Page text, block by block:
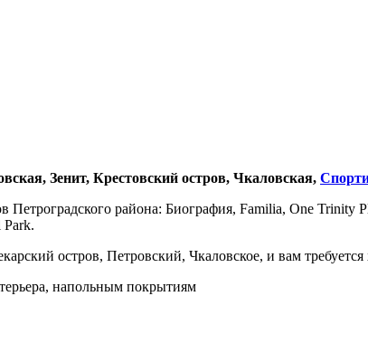
Зенит, Крестовский остров, Чкаловская,
района: Биография, Familia, One Trinity
остров, Петровский, Чкаловское, и вам
напольным покрытиям